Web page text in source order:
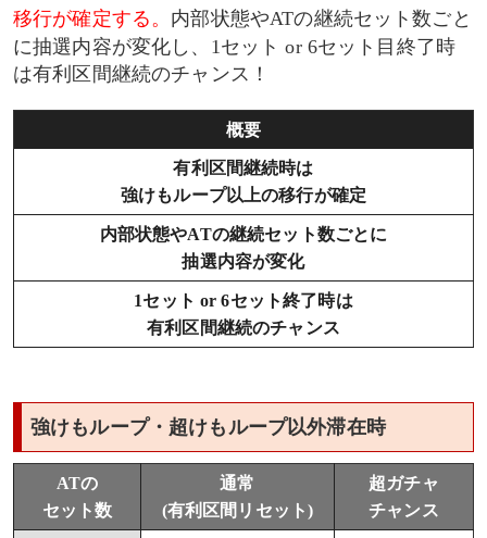
移行が確定する。 内部状態やATの継続セット数ごと
に抽選内容が変化し、1セット or 6セット目終了時
は有利区間継続のチャンス！
概要
有利区間継続時は
強けもループ以上の移行が確定
内部状態やATの継続セット数ごとに
抽選内容が変化
1セット or 6セット終了時は
有利区間継続のチャンス
強けもループ・超けもループ以外滞在時
ATの
セット数
通常
(有利区間リセット)
超ガチャ
チャンス